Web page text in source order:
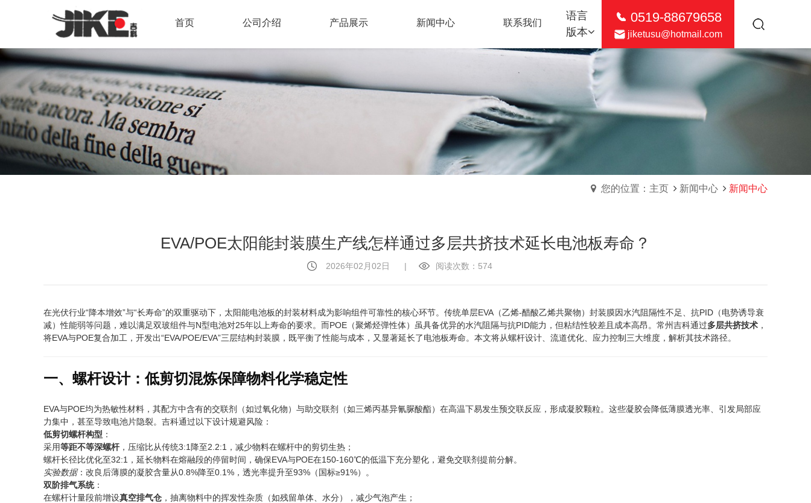
首页 公司介绍 产品展示 新闻中心 联系我们
语言
版本
0519-88679658
jiketusu@hotmail.com
您的位置：主页 新闻中心 新闻中心
EVA/POE太阳能封装膜生产线怎样通过多层共挤技术延长电池板寿命？
2026年02月02日 | 阅读次数：574
在光伏行业“降本增效”与“长寿命”的双重驱动下，太阳能电池板的封装材料成为影响组件可靠性的核心环节。传统单层EVA（乙烯-醋酸乙烯共聚物）封装膜因水汽阻隔性不足、抗PID（电势诱导衰
减）性能弱等问题，难以满足双玻组件与N型电池对25年以上寿命的要求。而POE（聚烯烃弹性体）虽具备优异的水汽阻隔与抗PID能力，但粘结性较差且成本高昂。常州吉科通过多层共挤技术 ，
将EVA与POE复合加工，开发出“EVA/POE/EVA”三层结构封装膜，既平衡了性能与成本，又显著延长了电池板寿命。本文将从螺杆设计、流道优化、应力控制三大维度，解析其技术路径。
一、螺杆设计：低剪切混炼保障物料化学稳定性
EVA与POE均为热敏性材料，其配方中含有的交联剂（如过氧化物）与助交联剂（如三烯丙基异氰脲酸酯）在高温下易发生预交联反应，形成凝胶颗粒。这些凝胶会降低薄膜透光率、引发局部应
力集中，甚至导致电池片隐裂。吉科通过以下设计规避风险：
低剪切螺杆构型 ：
采用等距不等深螺杆，压缩比从传统3:1降至2.2:1，减少物料在螺杆中的剪切生热；
螺杆长径比优化至32:1，延长物料在熔融段的停留时间，确保EVA与POE在150-160℃的低温下充分塑化，避免交联剂提前分解。
实验数据：改良后薄膜的凝胶含量从0.8%降至0.1%，透光率提升至93%（国标≥91%）。
双阶排气系统：
在螺杆计量段前增设真空排气仓 ，抽离物料中的挥发性杂质（如残留单体、水分），减少气泡产生；